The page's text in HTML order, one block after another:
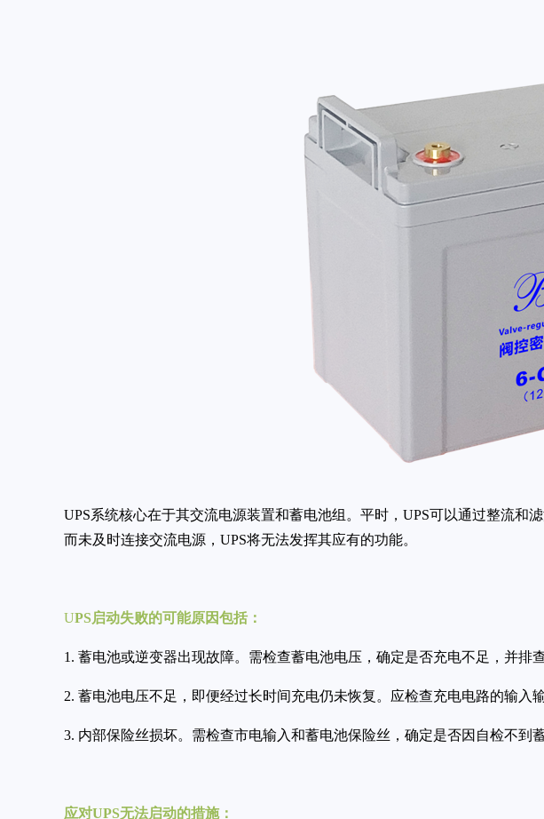
UPS系统核心在于其交流电源装置和蓄电池组。平时，UPS可以通过整流
而未及时连接交流电源，UPS将无法发挥其应有的功能。
UPS启动失败的可能原因包括：
1. 蓄电池或逆变器出现故障。需检查蓄电池电压，确定是否充电不足，并排
2. 蓄电池电压不足，即便经过长时间充电仍未恢复。应检查充电电路的输入
3. 内部保险丝损坏。需检查市电输入和蓄电池保险丝，确定是否因自检不到
应对UPS无法启动的措施：